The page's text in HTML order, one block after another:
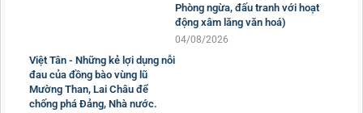
Phòng ngừa, đấu tranh với hoạt
động xâm lăng văn hoá)
04/08/2026
Việt Tân - Những kẻ lợi dụng nỗi
đau của đồng bào vùng lũ
Mường Than, Lai Châu để
chống phá Đảng, Nhà nước.